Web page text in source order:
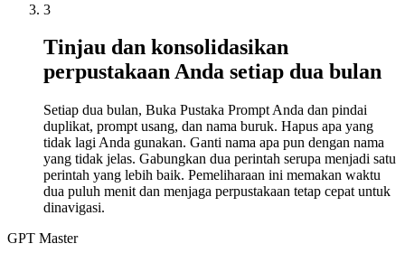
3
Tinjau dan konsolidasikan
perpustakaan Anda setiap dua bulan
Setiap dua bulan, Buka Pustaka Prompt Anda dan pindai
duplikat, prompt usang, dan nama buruk. Hapus apa yang
tidak lagi Anda gunakan. Ganti nama apa pun dengan nama
yang tidak jelas. Gabungkan dua perintah serupa menjadi satu
perintah yang lebih baik. Pemeliharaan ini memakan waktu
dua puluh menit dan menjaga perpustakaan tetap cepat untuk
dinavigasi.
GPT Master